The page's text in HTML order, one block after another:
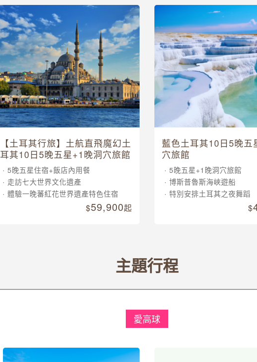
【土耳其行旅】土航直飛魔幻土
耳其10日5晚五星+1晚洞穴旅館
5晚五星住宿+飯店內用餐
走訪七大世界文化遺產
體驗一晚蕃紅花世界遺產特色住宿
59,900起
藍色土耳其10日5晚五
穴旅館
5晚五星+1晚洞穴旅館
博斯普魯斯海峽遊船
特別安排土耳其之夜舞蹈
愛高球
主題行程